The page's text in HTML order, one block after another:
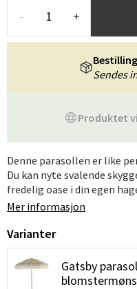
- +
Produktet
Sendes
Denne parasollen er like
Du kan nyte svalende
fredelig oase i din egen
Mer informasjon
Varianter
Gatsby